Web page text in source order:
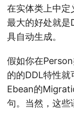
在实体类上中定
最大的好处就是
具自动生成。
假如你在
的的DDL特性就
Ebean的
句。当然，这些